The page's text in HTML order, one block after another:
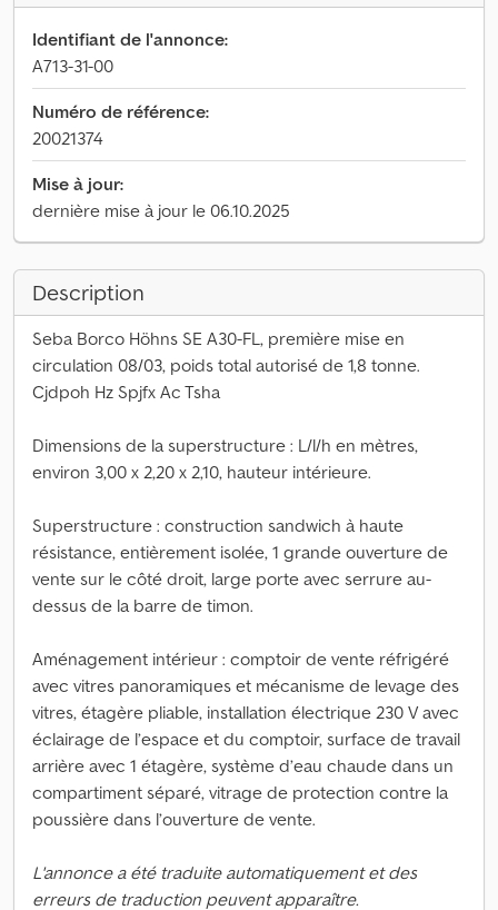
Identifiant de l'annonce:
A713-31-00
Numéro de référence:
20021374
Mise à jour:
dernière mise à jour le 06.10.2025
Description
Seba Borco Höhns SE A30-FL, première mise en
circulation 08/03, poids total autorisé de 1,8 tonne.
Cjdpoh Hz Spjfx Ac Tsha
Dimensions de la superstructure : L/l/h en mètres,
environ 3,00 x 2,20 x 2,10, hauteur intérieure.
Superstructure : construction sandwich à haute
résistance, entièrement isolée, 1 grande ouverture de
vente sur le côté droit, large porte avec serrure au-
dessus de la barre de timon.
Aménagement intérieur : comptoir de vente réfrigéré
avec vitres panoramiques et mécanisme de levage des
vitres, étagère pliable, installation électrique 230 V avec
éclairage de l’espace et du comptoir, surface de travail
arrière avec 1 étagère, système d’eau chaude dans un
compartiment séparé, vitrage de protection contre la
poussière dans l’ouverture de vente.
L'annonce a été traduite automatiquement et des
erreurs de traduction peuvent apparaître.